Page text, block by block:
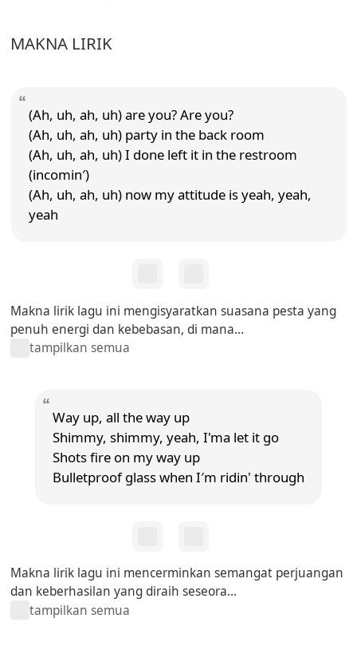
MAKNA LIRIK
(Ah, uh, ah, uh) are you? Are you?
(Ah, uh, ah, uh) party in the back room
(Ah, uh, ah, uh) I done left it in the restroom
(incomin′)
(Ah, uh, ah, uh) now my attitude is yeah, yeah,
yeah
Makna lirik lagu ini mengisyaratkan suasana pesta yang
penuh energi dan kebebasan, di mana...
tampilkan semua
Way up, all the way up
Shimmy, shimmy, yeah, I'ma let it go
Shots fire on my way up
Bulletproof glass when I′m ridin' through
Makna lirik lagu ini mencerminkan semangat perjuangan
dan keberhasilan yang diraih seseora...
tampilkan semua